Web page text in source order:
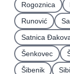
Rogoznica
Runović
Satnica
Šenkovec
Šibenik